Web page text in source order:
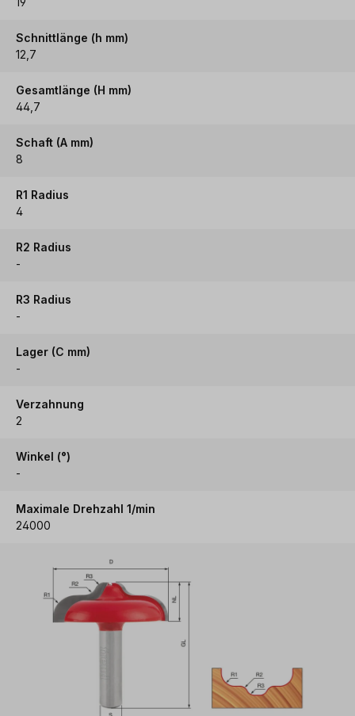
Schnittlänge (h mm)
12,7
Gesamtlänge (H mm)
44,7
Schaft (A mm)
8
R1 Radius
4
R2 Radius
-
R3 Radius
-
Lager (C mm)
-
Verzahnung
2
Winkel (°)
-
Maximale Drehzahl 1/min
24000